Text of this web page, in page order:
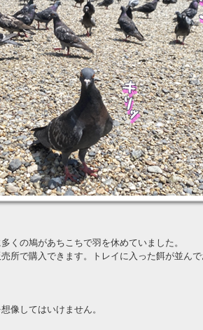
くの鳩があちこちで羽を休めていました。
所で購入できます。トレイに入った餌が並んで
像してはいけません。